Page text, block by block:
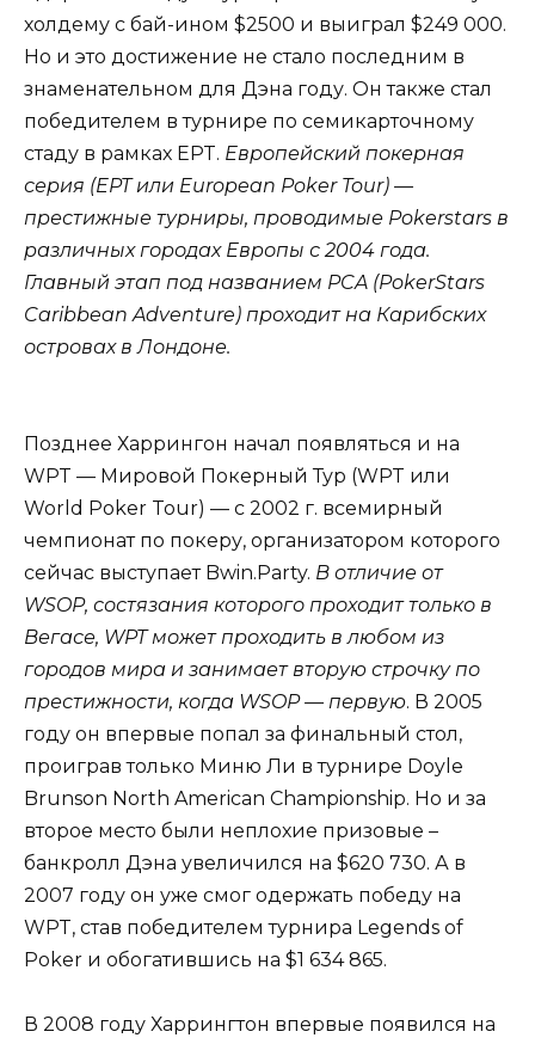
холдему с бай-ином $2500 и выиграл $249 000.
Но и это достижение не стало последним в
знаменательном для Дэна году. Он также стал
победителем в турнире по семикарточному
стаду в рамках EPT. Европейский покерная
серия (EPT или European Poker Tour) —
престижные турниры, проводимые Pokerstars в
различных городах Европы с 2004 года.
Главный этап под названием PCA (PokerStars
Caribbean Adventure) проходит на Карибских
островах в Лондоне.
Позднее Харрингон начал появляться и на
WPT — Мировой Покерный Тур (WPT или
World Poker Tour) — с 2002 г. всемирный
чемпионат по покеру, организатором которого
сейчас выступает Bwin.Party. В отличие от
WSOP, состязания которого проходит только в
Вегасе, WPT может проходить в любом из
городов мира и занимает вторую строчку по
престижности, когда WSOP — первую. В 2005
году он впервые попал за финальный стол,
проиграв только Миню Ли в турнире Doyle
Brunson North American Championship. Но и за
второе место были неплохие призовые –
банкролл Дэна увеличился на $620 730. А в
2007 году он уже смог одержать победу на
WPT, став победителем турнира Legends of
Poker и обогатившись на $1 634 865.
В 2008 году Харрингтон впервые появился на